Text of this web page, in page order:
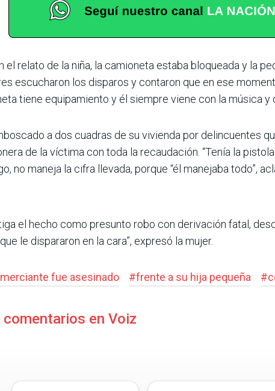
el relato de la niña, la camioneta estaba bloqueada y la
escucharon los dis­paros y contaron que en ese
tiene equipamiento y él siempre viene con la música y
a dos cuadras de su vivienda por delincuentes
de la víctima con toda la recaudación. “Tenía la
no maneja la cifra llevada, porque “él manejaba todo”,
el hecho como presunto robo con deri­vación fatal,
le dispararon en la cara”, expresó la mujer.
fue asesinado #frente a su hija pequeña #
en Voiz